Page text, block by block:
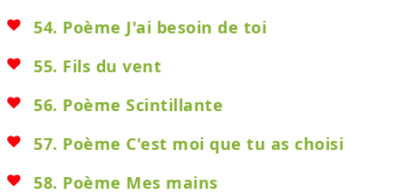
54. Poème J'ai besoin de toi
55. Fils du vent
56. Poème Scintillante
57. Poème C'est moi que tu as choisi
58. Poème Mes mains